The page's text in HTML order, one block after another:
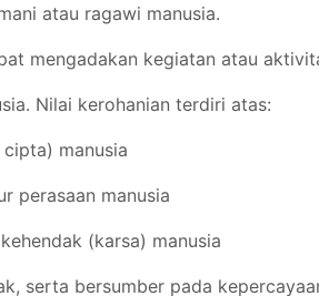
atau ragawi manusia.
mengadakan kegiatan atau
Nilai kerohanian terdiri atas:
manusia
perasaan manusia
(karsa) manusia
serta bersumber pada